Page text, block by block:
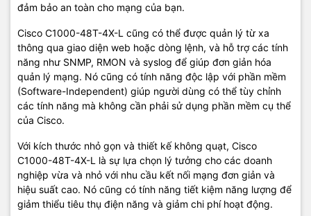
đảm bảo an toàn cho mạng của bạn.
Cisco C1000-48T-4X-L cũng có thể được quản lý từ xa
thông qua giao diện web hoặc dòng lệnh, và hỗ trợ các tính
năng như SNMP, RMON và syslog để giúp đơn giản hóa
quản lý mạng. Nó cũng có tính năng độc lập với phần mềm
(Software-Independent) giúp người dùng có thể tùy chỉnh
các tính năng mà không cần phải sử dụng phần mềm cụ thể
của Cisco.
Với kích thước nhỏ gọn và thiết kế không quạt, Cisco
C1000-48T-4X-L là sự lựa chọn lý tưởng cho các doanh
nghiệp vừa và nhỏ với nhu cầu kết nối mạng đơn giản và
hiệu suất cao. Nó cũng có tính năng tiết kiệm năng lượng để
giảm thiểu tiêu thụ điện năng và giảm chi phí hoạt động.